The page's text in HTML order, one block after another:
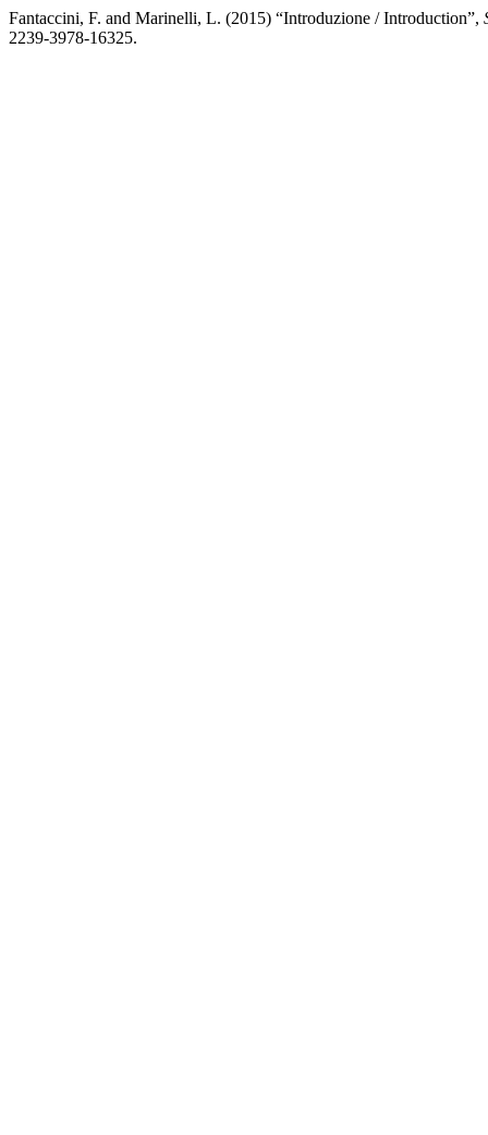
Fantaccini, F. and Marinelli, L. (2015) “Introduzione / Introduction”,
2239-3978-16325.